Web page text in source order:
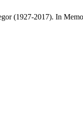
(1927-2017). In